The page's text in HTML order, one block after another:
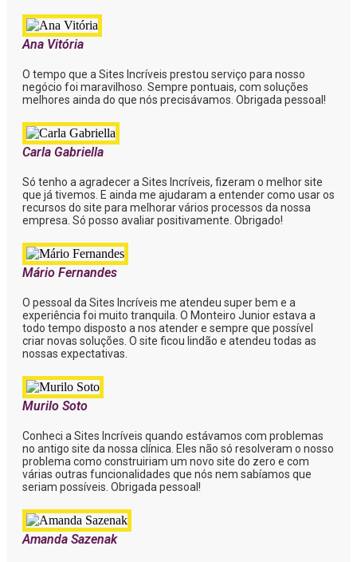
Ana Vitória
O tempo que a Sites Incríveis prestou serviço para nosso
negócio foi maravilhoso. Sempre pontuais, com soluções
melhores ainda do que nós precisávamos. Obrigada pessoal!
Carla Gabriella
Só tenho a agradecer a Sites Incríveis, fizeram o melhor site
que já tivemos. E ainda me ajudaram a entender como usar os
recursos do site para melhorar vários processos da nossa
empresa. Só posso avaliar positivamente. Obrigado!
Mário Fernandes
O pessoal da Sites Incríveis me atendeu super bem e a
experiência foi muito tranquila. O Monteiro Junior estava a
todo tempo disposto a nos atender e sempre que possível
criar novas soluções. O site ficou lindão e atendeu todas as
nossas expectativas.
Murilo Soto
Conheci a Sites Incríveis quando estávamos com problemas
no antigo site da nossa clínica. Eles não só resolveram o nosso
problema como construiriam um novo site do zero e com
várias outras funcionalidades que nós nem sabíamos que
seriam possíveis. Obrigada pessoal!
Amanda Sazenak